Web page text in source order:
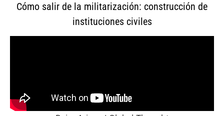
Cómo salir de la militarización: construcción de
instituciones civiles